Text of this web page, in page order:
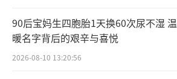
90后宝妈生四胞胎1天换60次尿不湿 温
暖名字背后的艰辛与喜悦
2026-08-10 13:20:56